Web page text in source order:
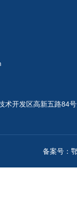
术开发区高新五路84
备案号：